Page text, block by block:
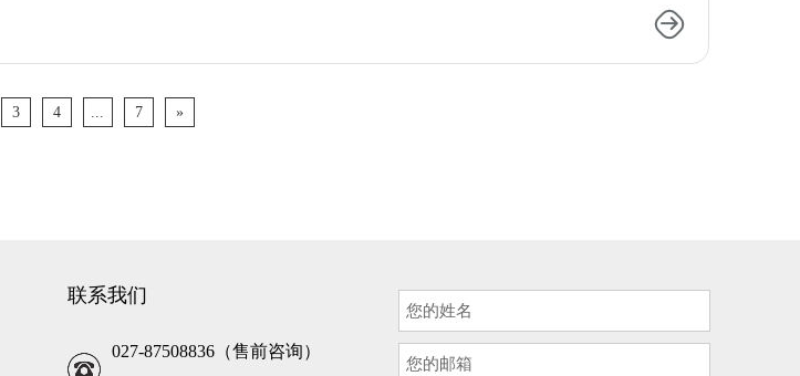
3 4 ... 7 »
联系我们
027-87508836（售前咨询）